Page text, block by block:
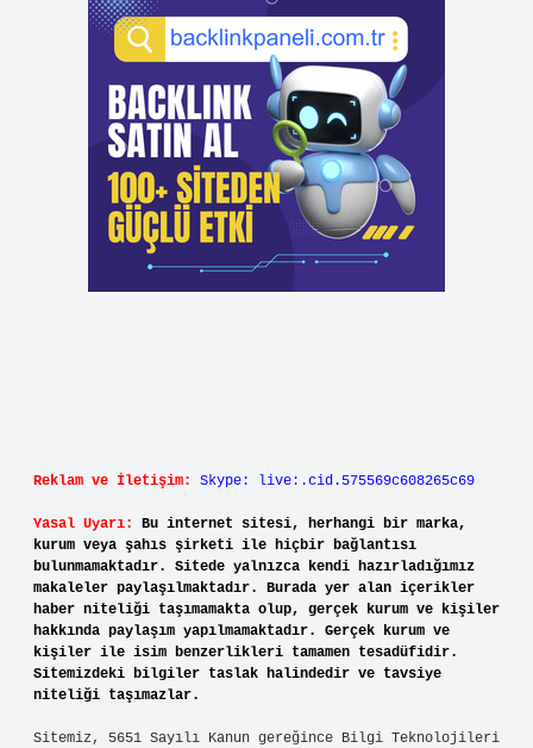
Reklam ve İletişim: Skype: live:.cid.575569c608265c69
Yasal Uyarı:
Bu internet sitesi, herhangi bir marka,
kurum veya şahıs şirketi ile hiçbir bağlantısı
bulunmamaktadır. Sitede yalnızca kendi hazırladığımız
makaleler paylaşılmaktadır. Burada yer alan içerikler
haber niteliği taşımamakta olup, gerçek kurum ve kişiler
hakkında paylaşım yapılmamaktadır. Gerçek kurum ve
kişiler ile isim benzerlikleri tamamen tesadüfidir.
Sitemizdeki bilgiler taslak halindedir ve tavsiye
niteliği taşımazlar.
Sitemiz, 5651 Sayılı Kanun gereğince Bilgi Teknolojileri